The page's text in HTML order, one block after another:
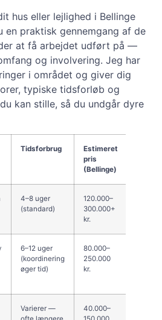
hus eller lejlighed i Bellinge
en praktisk gennemgang af de
at få arbejdet udført på —
og involvering. Jeg har
i området og giver dig
typiske tidsforløb og
kan stille, så du undgår dyre
Tidsforbrug
Estimeret
pris
(Bellinge)
4–8 uger
(standard)
120.000–
300.000+
kr.
6–12 uger
(koordinering
øger tid)
80.000–
250.000
kr.
Varierer —
40.000–